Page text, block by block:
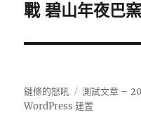
一
文
戰 碧山年夜巴
鏈條的怒吼 測試文章 –
WordPress 建置